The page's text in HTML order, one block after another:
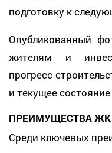
подготовку к
Опубликованный
жителям и
прогресс
и текущее
ПРЕИМУЩЕСТВА ЖК
Среди ключевых